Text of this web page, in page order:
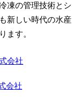
凍の管理技術とシ
新しい時代の水産
ます。
会社
会社